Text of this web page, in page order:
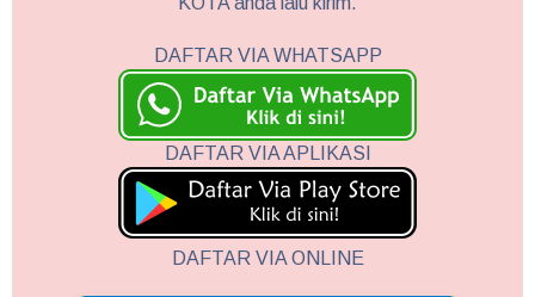
DAFTAR VIA WHATSAPP
DAFTAR VIA APLIKASI
DAFTAR VIA ONLINE